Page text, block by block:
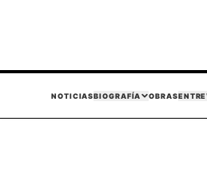
NOTICIASBIOGRAFÍA OBRAS